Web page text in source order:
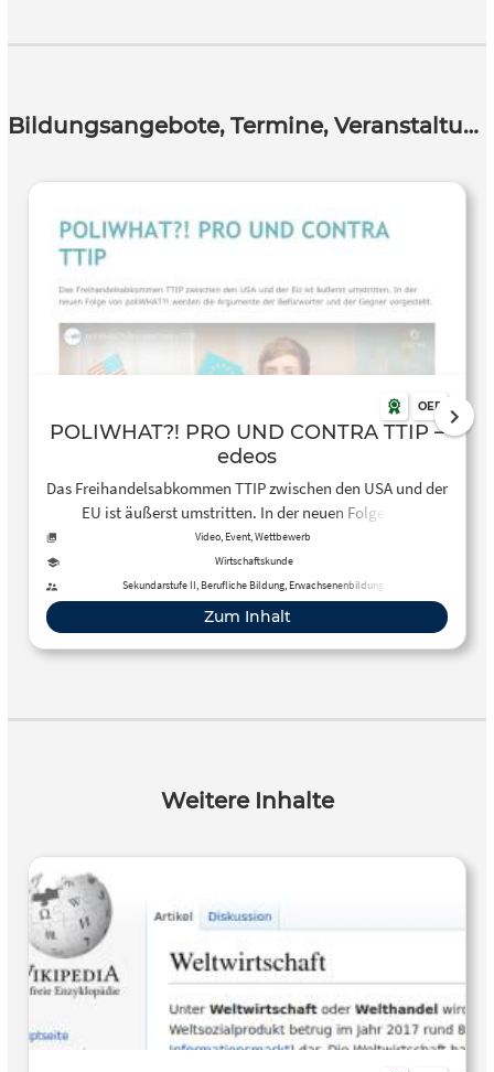
Bildungsangebote, Termine, Veranstaltungen
OER
POLIWHAT?! PRO UND CONTRA TTIP –
edeos
Das Freihandelsabkommen TTIP zwischen den USA und der
EU ist äußerst umstritten. In der neuen Folge von
poliWHAT?! werden die Argumente der Befürworter und der
Gegner vorgestellt.
Video, Event, Wettbewerb
Wirtschaftskunde
Sekundarstufe II, Berufliche Bildung, Erwachsenenbildung
Zum Inhalt
Weitere Inhalte